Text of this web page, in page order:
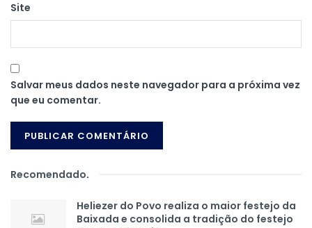
Site
Salvar meus dados neste navegador para a próxima vez
que eu comentar.
Recomendado.
Heliezer do Povo realiza o maior festejo da
Baixada e consolida a tradição do festejo